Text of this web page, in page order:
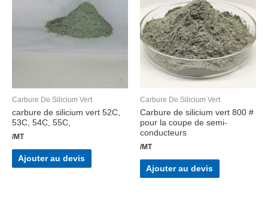
Carbure De Silicium Vert
carbure de silicium vert 52C,
53C, 54C, 55C,
/MT
Ajouter au devis
Carbure De Silicium Vert
Carbure de silicium vert 800 #
pour la coupe de semi-
conducteurs
/MT
Ajouter au devis